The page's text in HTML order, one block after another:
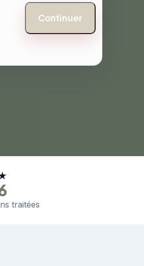
Continuer
traitées